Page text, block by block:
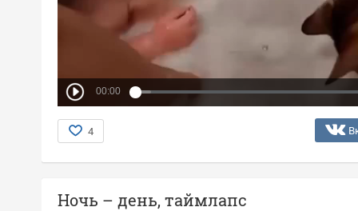
00:00
4
Ночь – день, таймлапс